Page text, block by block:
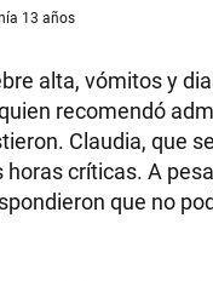
13 años
alta, vómitos y
recomendó
Claudia, que
críticas. A
que no